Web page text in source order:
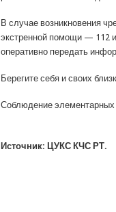
В случае возникновения
экстренной помощи — 112
оперативно передать
Берегите себя и своих
Соблюдение элементарных
Источник: ЦУКС КЧС РТ.